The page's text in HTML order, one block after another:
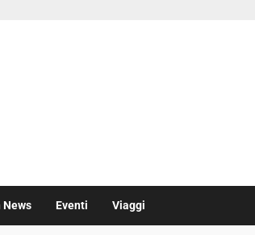
News Eventi Viaggi